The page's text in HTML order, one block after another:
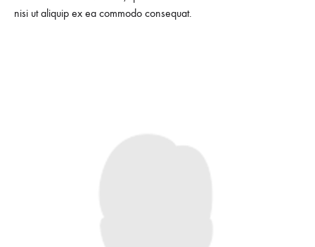
nisi ut aliquip ex ea commodo consequat.